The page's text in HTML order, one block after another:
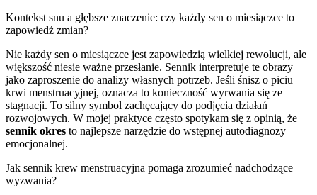
Kontekst snu a głębsze znaczenie: czy każdy sen o miesiączce to
zapowiedź zmian?
Nie każdy sen o miesiączce jest zapowiedzią wielkiej rewolucji, ale
większość niesie ważne przesłanie. Sennik interpretuje te obrazy
jako zaproszenie do analizy własnych potrzeb. Jeśli śnisz o piciu
krwi menstruacyjnej, oznacza to konieczność wyrwania się ze
stagnacji. To silny symbol zachęcający do podjęcia działań
rozwojowych. W mojej praktyce często spotykam się z opinią, że
sennik okres to najlepsze narzędzie do wstępnej autodiagnozy
emocjonalnej.
Jak sennik krew menstruacyjna pomaga zrozumieć nadchodzące
wyzwania?